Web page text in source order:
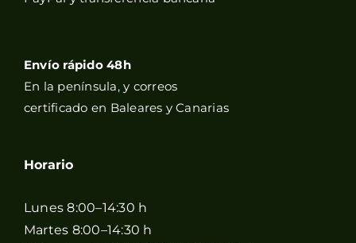
Envío rápido 48h
En la península, y correos
certificado en Baleares y Canarias
Horario
Lunes 8:00–14:30 h
Martes 8:00–14:30 h